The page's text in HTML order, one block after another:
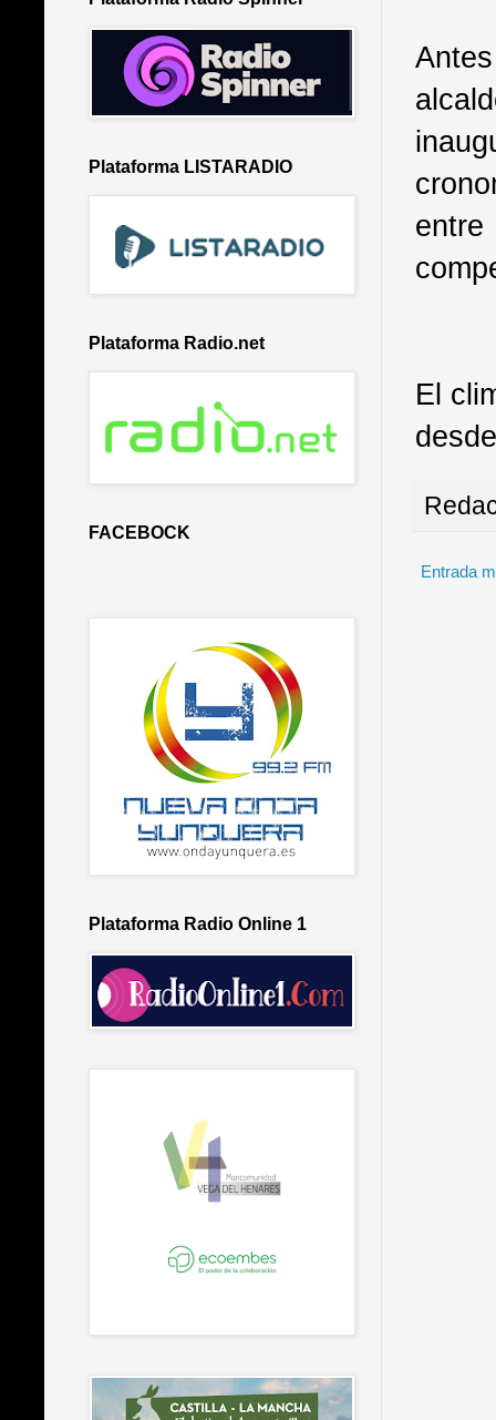
El
Entrada
Plataforma LISTARADIO
Plataforma Radio.net
FACEBOCK
Plataforma Radio Online 1